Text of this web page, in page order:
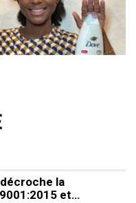
décroche la
et…